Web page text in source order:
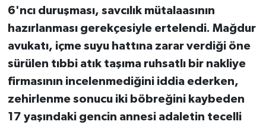
6'ncı duruşması, savcılık mütalaasının
hazırlanması gerekçesiyle ertelendi. Mağdur
avukatı, içme suyu hattına zarar verdiği öne
sürülen tıbbi atık taşıma ruhsatlı bir nakliye
firmasının incelenmediğini iddia ederken,
zehirlenme sonucu iki böbreğini kaybeden
17 yaşındaki gencin annesi adaletin tecelli